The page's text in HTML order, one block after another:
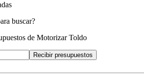
buscar?
de Motorizar Toldo
Recibir presupuestos